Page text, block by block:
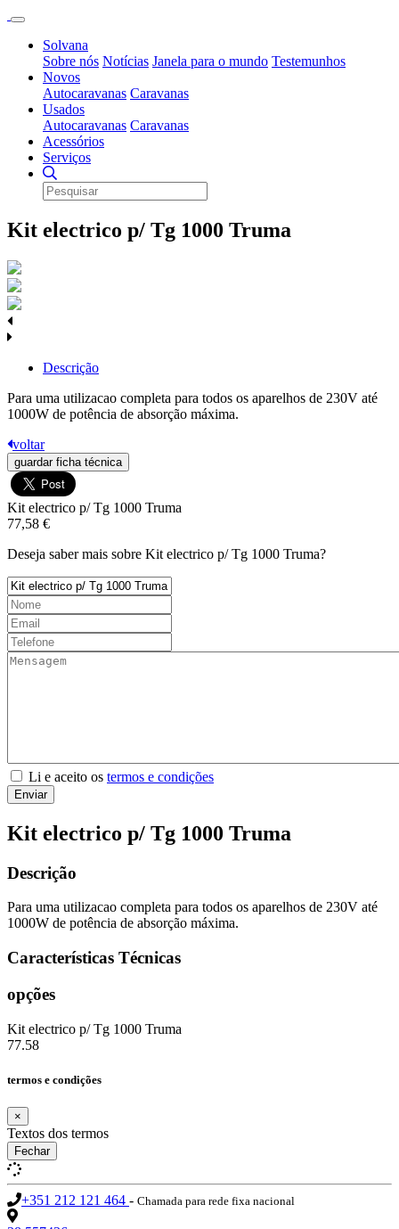
Solvana
Sobre nós Notícias Janela para o mundo Testemunhos
Novos
Autocaravanas Caravanas
Usados
Autocaravanas Caravanas
Acessórios
Serviços
Kit electrico p/ Tg 1000 Truma
Descrição
Para uma utilizacao completa para todos os aparelhos de 230V até
1000W de potência de absorção máxima.
voltar
guardar ficha técnica
Kit electrico p/ Tg 1000 Truma
77,58 €
Deseja saber mais sobre Kit electrico p/ Tg 1000 Truma?
Li e aceito os termos e condições
Enviar
Kit electrico p/ Tg 1000 Truma
Descrição
Para uma utilizacao completa para todos os aparelhos de 230V até
1000W de potência de absorção máxima.
Características Técnicas
opções
Kit electrico p/ Tg 1000 Truma
77.58
termos e condições
×
Textos dos termos
Fechar
+351 212 121 464 - Chamada para rede fixa nacional